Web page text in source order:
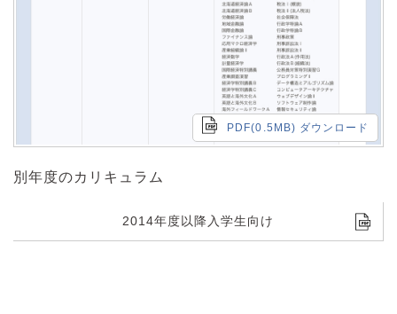
PDF(0.5MB) ダウンロード
別年度のカリキュラム
2014年度以降入学生向け